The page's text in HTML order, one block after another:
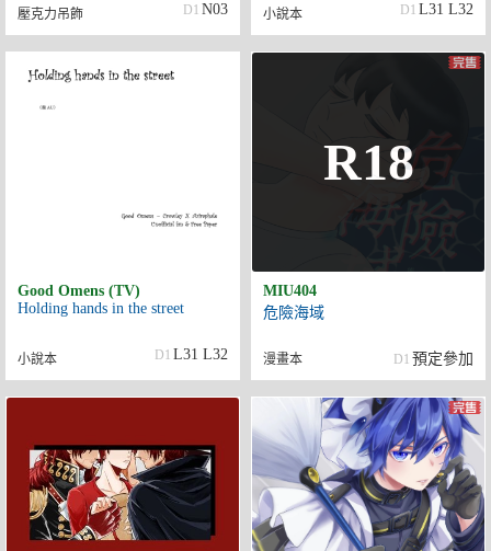
達/MEZZO
壓克力吊飾 D1 N03 小說本 D1 L31 L32
Good Omens (TV)
Holding hands in the street
小說本 D1 L31 L32
R18
MIU404
危險海域
漫畫本 D1 預定參加